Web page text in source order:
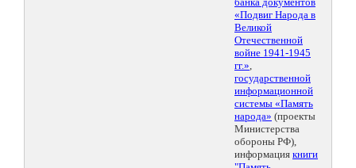
«Подвиг Народа в
Великой
Отечественной
войне 1941-1945
гг.»,
государственной
информационной
системы «Память
народа» (проекты
Министерства
обороны РФ),
информация книги